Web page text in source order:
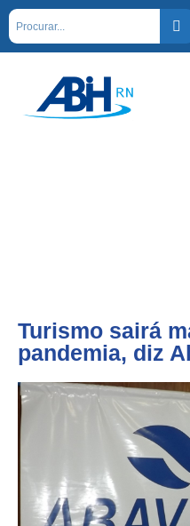
Turismo sairá
pandemia, diz